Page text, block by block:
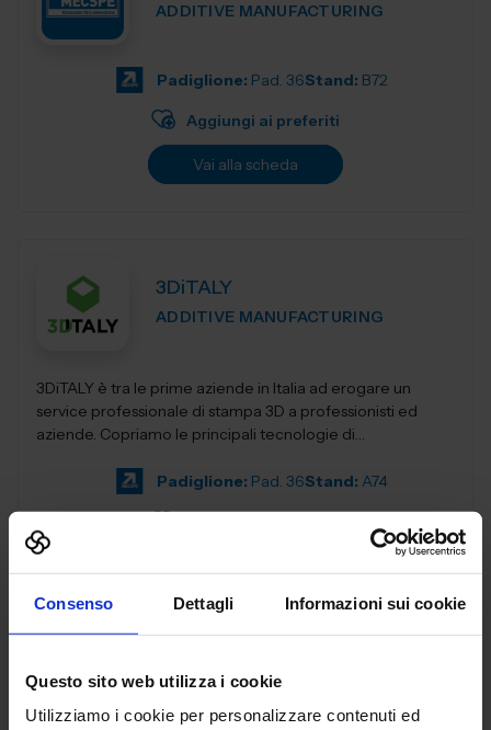
Consenso Dettagli Informazioni sui cookie
Questo sito web utilizza i cookie
Utilizziamo i cookie per personalizzare contenuti ed
ADDITIVE MANUFACTURING
Padiglione: Pad. 36Stand: B72
Aggiungi ai preferiti
Vai alla scheda
3DiTALY
ADDITIVE MANUFACTURING
3DiTALY è tra le prime aziende in Italia ad erogare un
service professionale di stampa 3D a professionisti ed
aziende. Copriamo le principali tecnologie di
Padiglione: Pad. 36Stand: A74
3DZ S.P.A.
ADDITIVE MANUFACTURING